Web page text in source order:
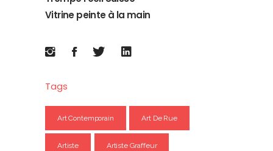
Vitrine peinte à la main
Tags
Art Contemporain Art De Rue
Artiste Artiste Graffeur